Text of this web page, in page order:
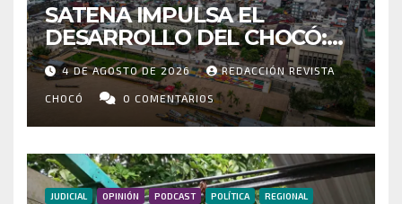
SATENA IMPULSA EL
DESARROLLO DEL CHOCÓ:
MÁS DE 35 MIL PASAJEROS
MOVILIZADOS Y NUEVAS
RUTAS FORTALECEN LA
CONECTIVIDAD
4 DE AGOSTO DE 2026 REDACCIÓN REVISTA
CHOCÓ 0 COMENTARIOS
JUDICIAL OPINIÓN PODCAST POLÍTICA REGIONAL